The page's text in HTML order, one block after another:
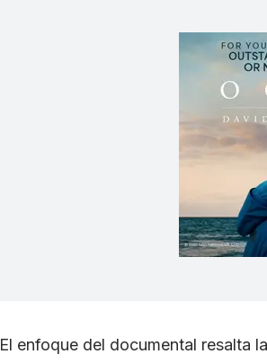
El enfoque del documental resalta